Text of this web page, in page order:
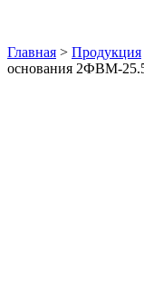
Главная > Продукция
основания 2ФВМ-